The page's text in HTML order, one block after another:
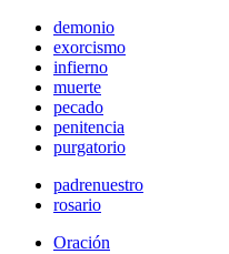
demonio
exorcismo
infierno
muerte
pecado
penitencia
purgatorio
padrenuestro
rosario
Oración